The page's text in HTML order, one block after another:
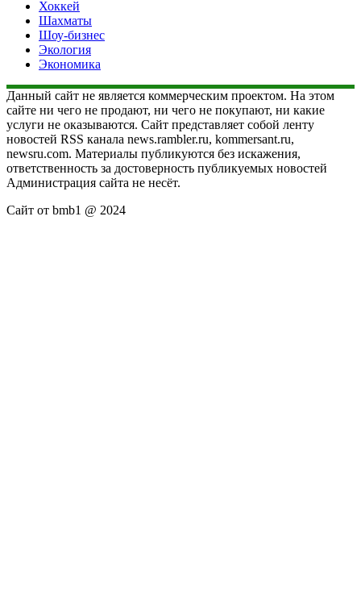
Хоккей
Шахматы
Шоу-бизнес
Экология
Экономика
Данный сайт не является коммерческим проектом. На этом
сайте ни чего не продают, ни чего не покупают, ни какие
услуги не оказываются. Сайт представляет собой ленту
новостей RSS канала news.rambler.ru, kommersant.ru,
newsru.com. Материалы публикуются без искажения,
ответственность за достоверность публикуемых новостей
Администрация сайта не несёт.
Сайт от bmb1 @ 2024